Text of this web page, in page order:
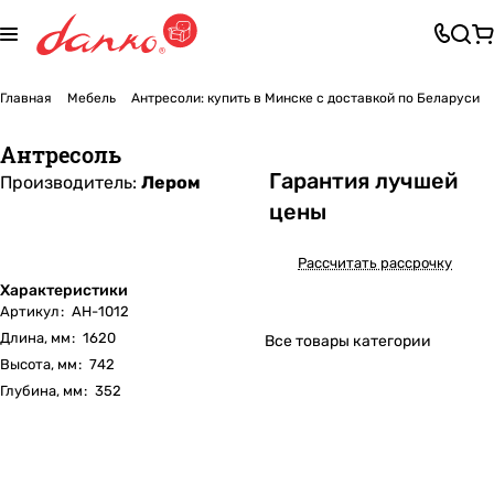
Главная Мебель Антресоли: купить в Минске с доставкой по Беларуси
Антресоль
Производитель: Лером
Характеристики
Артикул: АН-1012
Длина, мм: 1620
Высота, мм: 742
Глубина, мм: 352
Гарантия лучшей
цены
Рассчитать рассрочку
Все товары категории